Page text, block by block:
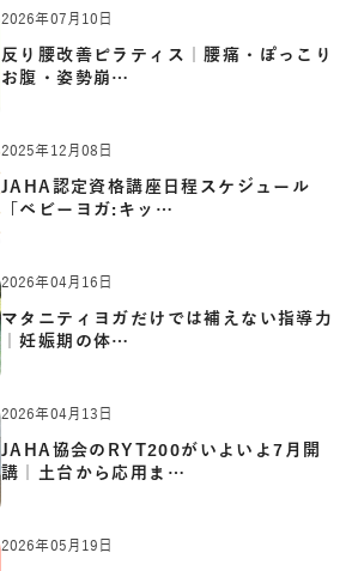
2026年07月10日
反り腰改善ピラティス｜腰痛・ぽっこり
お腹・姿勢崩…
2025年12月08日
JAHA認定資格講座日程スケジュール
「ベビーヨガ:キッ…
2026年04月16日
マタニティヨガだけでは補えない指導力
｜妊娠期の体…
2026年04月13日
JAHA協会のRYT200がいよいよ7月開
講｜土台から応用ま…
2026年05月19日